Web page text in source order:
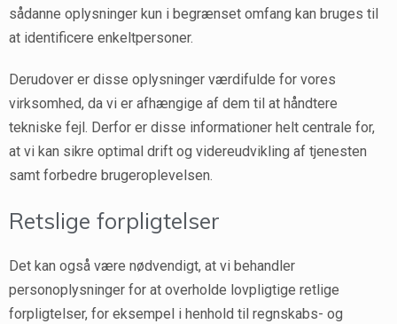
sådanne oplysninger kun i begrænset omfang kan bruges til
at identificere enkeltpersoner.
Derudover er disse oplysninger værdifulde for vores
virksomhed, da vi er afhængige af dem til at håndtere
tekniske fejl. Derfor er disse informationer helt centrale for,
at vi kan sikre optimal drift og videreudvikling af tjenesten
samt forbedre brugeroplevelsen.
Retslige forpligtelser
Det kan også være nødvendigt, at vi behandler
personoplysninger for at overholde lovpligtige retlige
forpligtelser, for eksempel i henhold til regnskabs- og